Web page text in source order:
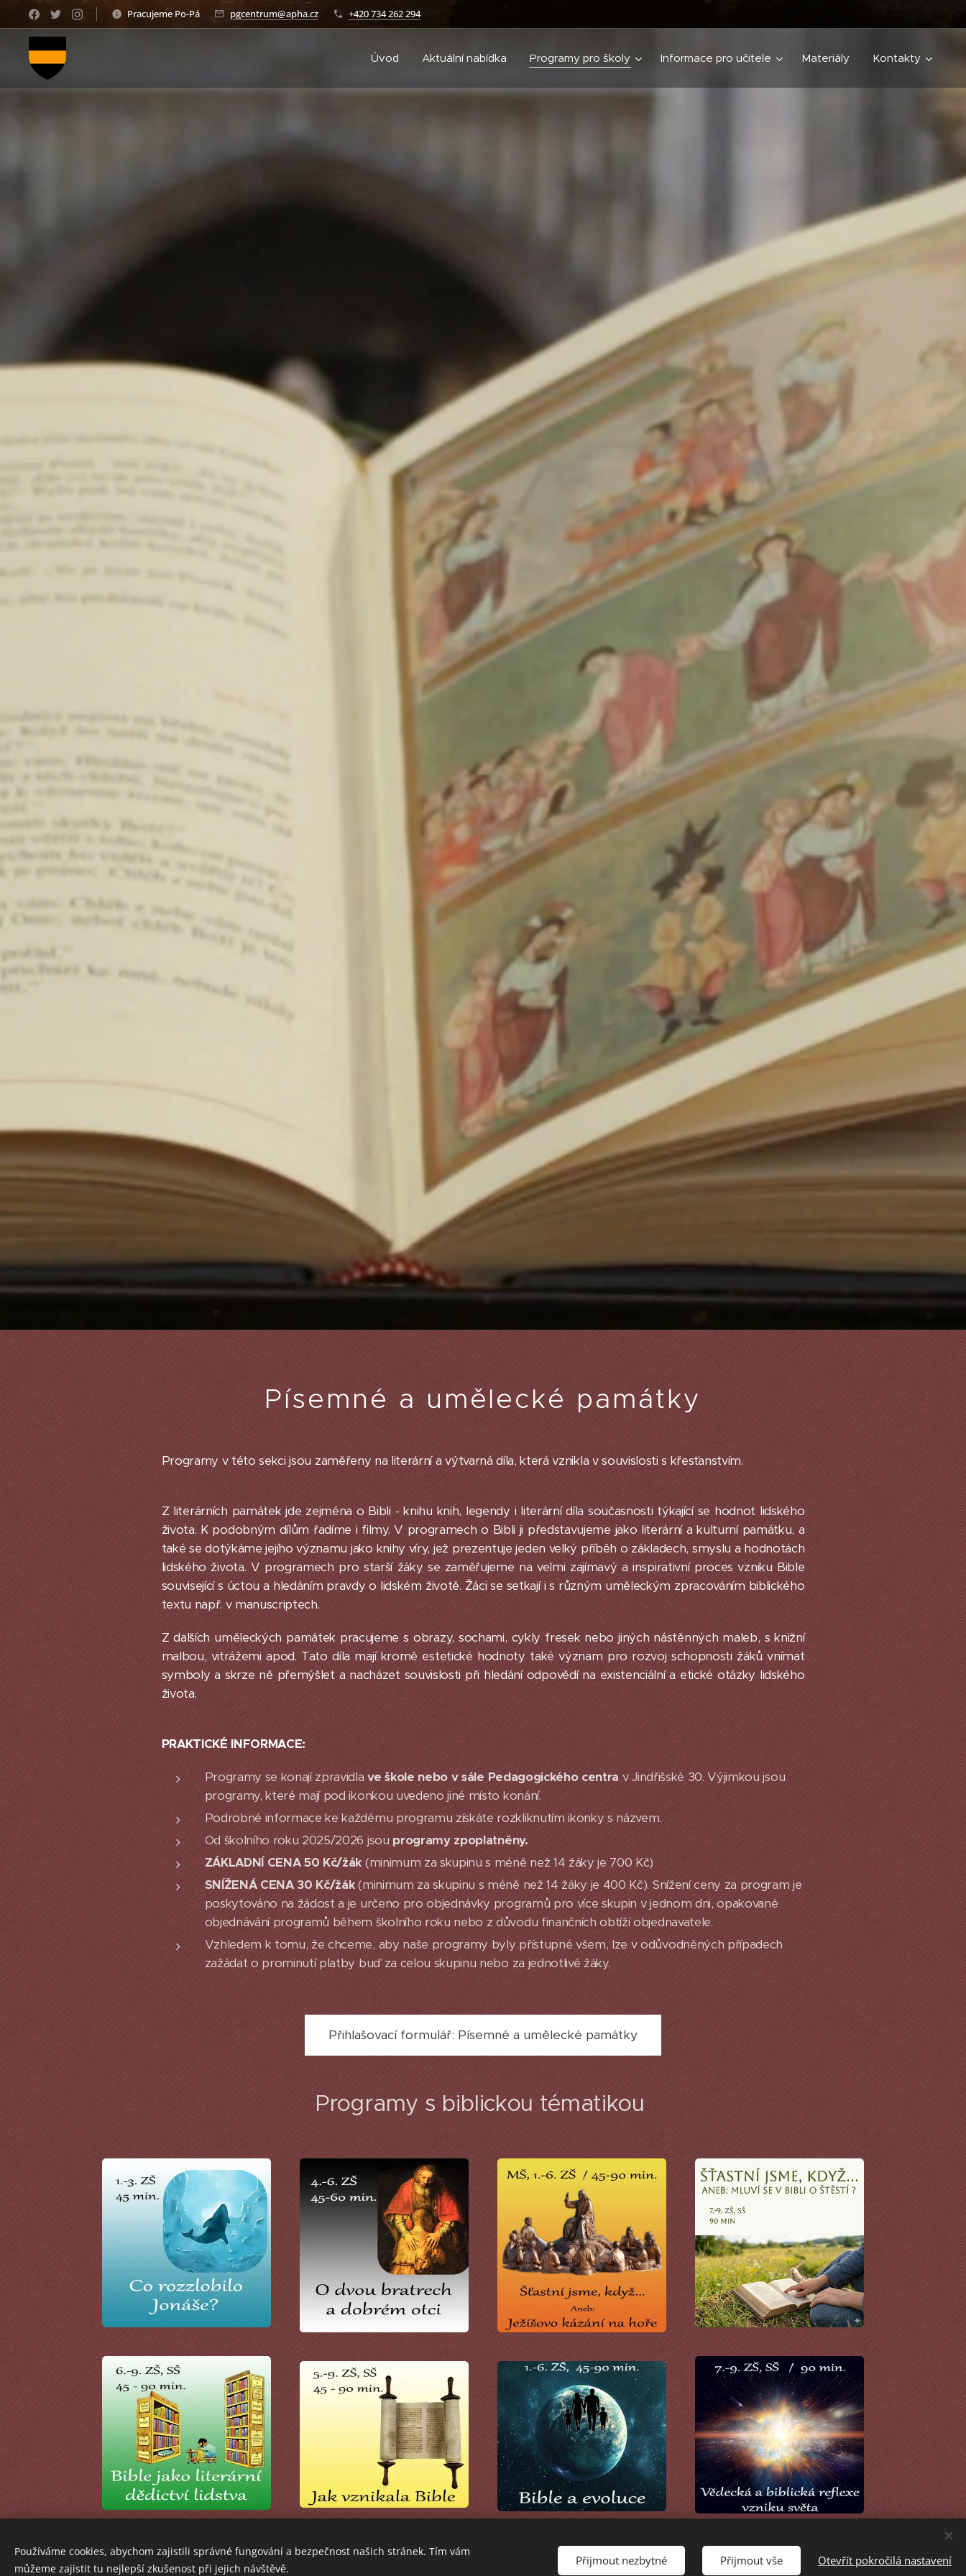
Pracujeme Po-Pá pgcentrum@apha.cz +420 734 262 294
Úvod Aktuální nabídka Programy pro školy Informace pro učitele Materiály Kontakty
Písemné a umělecké památky
Programy v této sekci jsou zaměřeny na literární a výtvarná díla, která vznikla v souvislosti s křesťanstvím.
Z literárních památek jde zejména o Bibli - knihu knih, legendy i literární díla současnosti týkající se hodnot lidského
života. K podobným dílům řadíme i filmy. V programech o Bibli ji představujeme jako literární a kulturní památku, a
také se dotýkáme jejího významu jako knihy víry, jež prezentuje jeden velký příběh o základech, smyslu a hodnotách
lidského života. V programech pro starší žáky se zaměřujeme na velmi zajímavý a inspirativní proces vzniku Bible
související s úctou a hledáním pravdy o lidském životě. Žáci se setkají i s různým uměleckým zpracováním biblického
textu např. v manuscriptech.
Z dalších uměleckých památek pracujeme s obrazy, sochami, cykly fresek nebo jiných nástěnných maleb, s knižní
malbou, vitrážemi apod. Tato díla mají kromě estetické hodnoty také význam pro rozvoj schopnosti žáků vnímat
symboly a skrze ně přemýšlet a nacházet souvislosti při hledání odpovědí na existenciální a etické otázky lidského
života.
PRAKTICKÉ INFORMACE:
Programy se konají zpravidlave škole nebo v sále Pedagogického centrav Jindřišské 30. Výjimkou jsou
programy, které mají pod ikonkou uvedeno jiné místo konání.
Podrobné informace ke každému programu získáte rozkliknutím ikonky s názvem.
Od školního roku 2025/2026 jsouprogramy zpoplatněny.
ZÁKLADNÍ CENA 50 Kč/žák(minimum za skupinu s méně než 14 žáky je 700 Kč)
SNÍŽENÁ CENA 30 Kč/žák(minimum za skupinu s méně než 14 žáky je 400 Kč). Snížení ceny za program je
poskytováno na žádost a je určeno pro objednávky programů pro více skupin v jednom dni, opakované
objednávání programů během školního roku nebo z důvodu finančních obtíží objednavatele.
Vzhledem k tomu, že chceme, aby naše programy byly přístupné všem, lze v odůvodněných případech
zažádat o prominutí platby buď za celou skupinu nebo za jednotlivé žáky.
Přihlašovací formulář: Písemné a umělecké památky
Programy s biblickou tématikou
Používáme cookies, abychom zajistili správné fungování a bezpečnost našich stránek. Tím vám
můžeme zajistit tu nejlepší zkušenost při jejich návštěvě.
Přijmout nezbytné Přijmout vše Otevřít pokročilá nastavení